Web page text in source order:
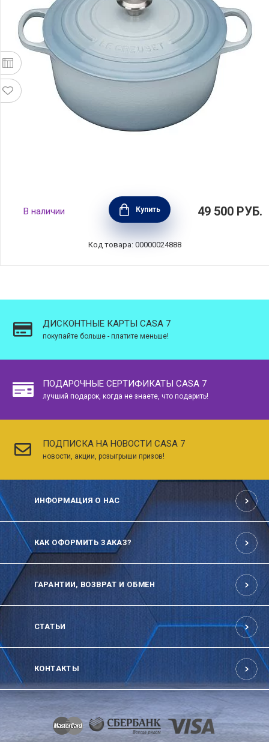
Кастрюля с крышкой 26 см, объем 5,3 л,
материал чугун, цвет светло-голубой, Le
Creuset, Франция, 21177264202430
В наличии Купить 49 500 РУБ.
Код товара: 00000024888
ДИСКОНТНЫЕ КАРТЫ CASA 7
покупайте больше - платите меньше!
ПОДАРОЧНЫЕ СЕРТИФИКАТЫ CASA 7
лучший подарок, когда не знаете, что подарить!
ПОДПИСКА НА НОВОСТИ CASA 7
новости, акции, розыгрыши призов!
ИНФОРМАЦИЯ О НАС
КАК ОФОРМИТЬ ЗАКАЗ?
ГАРАНТИИ, ВОЗВРАТ И ОБМЕН
СТАТЬИ
КОНТАКТЫ